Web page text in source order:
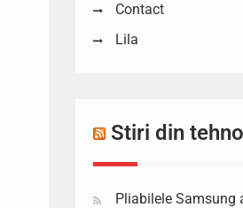
Contact
Lila
Stiri din
Pliabilele Samsung